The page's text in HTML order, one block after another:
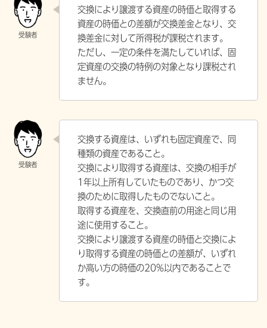
交換により譲渡する資産の時価と取得する
資産の時価との差額が交換差金となり、交
換差金に対して所得税が課税されます。
ただし、一定の条件を満たしていれば、固
定資産の交換の特例の対象となり課税され
ません。
交換する資産は、いずれも固定資産で、同
種類の資産であること。
交換により取得する資産は、交換の相手が
1年以上所有していたものであり、かつ交
換のために取得したものでないこと。
取得する資産を、交換直前の用途と同じ用
途に使用すること。
交換により譲渡する資産の時価と交換によ
り取得する資産の時価との差額が、いずれ
か高い方の時価の20%以内であることで
す。